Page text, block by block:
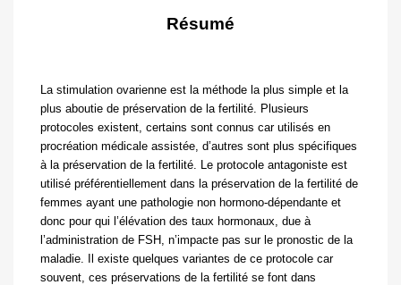
Résumé
La stimulation ovarienne est la méthode la plus simple et la
plus aboutie de préservation de la fertilité. Plusieurs
protocoles existent, certains sont connus car utilisés en
procréation médicale assistée, d’autres sont plus spécifiques
à la préservation de la fertilité. Le protocole antagoniste est
utilisé préférentiellement dans la préservation de la fertilité de
femmes ayant une pathologie non hormono-dépendante et
donc pour qui l’élévation des taux hormonaux, due à
l’administration de FSH, n’impacte pas sur le pronostic de la
maladie. Il existe quelques variantes de ce protocole car
souvent, ces préservations de la fertilité se font dans